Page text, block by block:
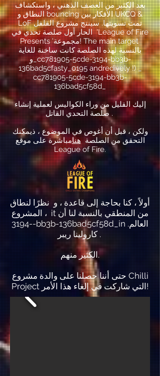
بعد الكثير من العصف الذهني ، واستكشاف
النطاق و bouncing الأفكار بين UKCQ &
LoF تمت تسويتها. سينتج مشروع الفلفل
الحار أول صلصة تحدي في 'League of Fire
Presents 'مجموعة! The main target
بالنسبة لهذه الصلصة كانت ساخنة للغاية
و_cc781905-5cde-3194-bb3b-
136bad5cfasty_0195 andredively !) _
cc781905-5cde-3194-bb3b-
136bad5cf58d_
إليك القليل من وراء الكواليس لعملية إنشاء
صلصة التحدي القاتل .
ولكن ، قبل أن أغوص في الموضوع ، ذيمكنك
التحقق من الصلصةهنامباشرة على موقع
League of Fire.
أولاً ، كنا بحاجة إلى قاعدة ، و نظرًا لنطاق
المشروع ، it من المنطقي بالنسبة لنا أن
-3194-bb3b-136bad5cf58d_in العالم.
كارولينا ريبر .
الكثير منهم.
حتى أننا حصلنا على والدة مشروع Chilli
Project التي شاركت في إلغاء هذا الأمر!